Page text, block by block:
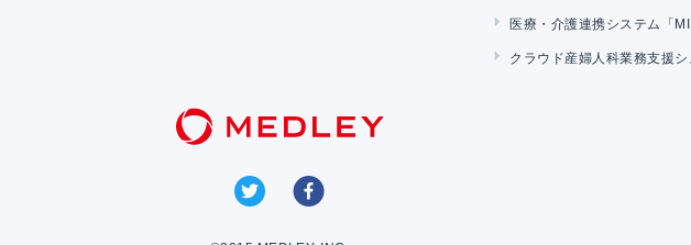
医療・介護連携システム「
クラウド産婦人科業務支援シ